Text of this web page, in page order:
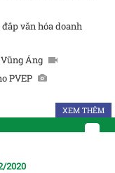
văn hóa doanh
Áng
PVEP
XEM THÊM
2020